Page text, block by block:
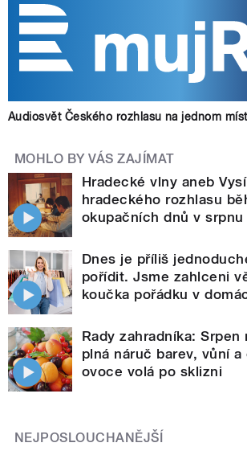
Audiosvět Českého rozhlasu na jednom
MOHLO BY VÁS ZAJÍMAT
Hradecké vlny aneb
hradeckého rozhlasu
okupačních dnů v srpnu
Dnes je příliš
pořídit. Jsme zahlceni
koučka pořádku v
Rady zahradníka: Srpen
plná náruč barev, vůní
ovoce volá po sklizni
NEJPOSLOUCHANĚJŠÍ